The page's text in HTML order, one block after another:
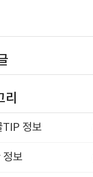
리
TIP 정보
정보